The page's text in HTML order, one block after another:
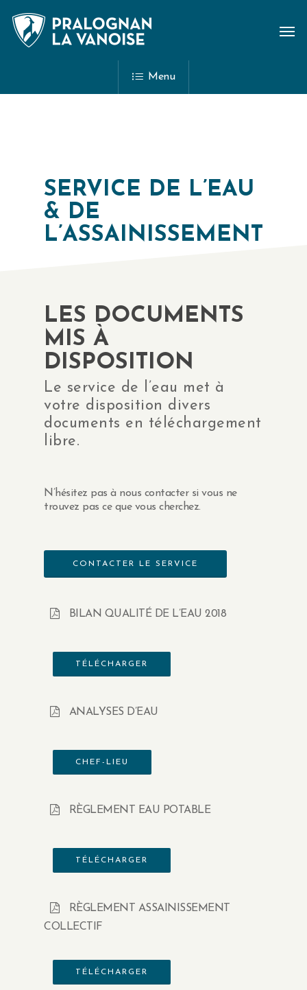
Menu
SERVICE DE L’EAU
& DE
L’ASSAINISSEMENT
LES DOCUMENTS
MIS À
DISPOSITION
Le service de l’eau met à
votre disposition divers
documents en téléchargement
libre.
N’hésitez pas à nous contacter si vous ne
trouvez pas ce que vous cherchez.
CONTACTER LE SERVICE
BILAN QUALITÉ DE L’EAU 2018
TÉLÉCHARGER
ANALYSES D’EAU
CHEF-LIEU
RÈGLEMENT EAU POTABLE
TÉLÉCHARGER
RÈGLEMENT ASSAINISSEMENT
COLLECTIF
TÉLÉCHARGER